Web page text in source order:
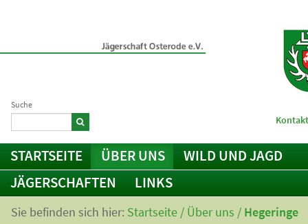
Suche
STARTSEITE ÜBER UNS
WILD UND JAGD
JÄGERSCHAFTEN
LINKS
Sie befinden sich hier: Startseite / Über uns / Hegeringe